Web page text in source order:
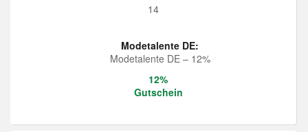
Modetalente DE:
Modetalente DE – 12%
12%
Gutschein